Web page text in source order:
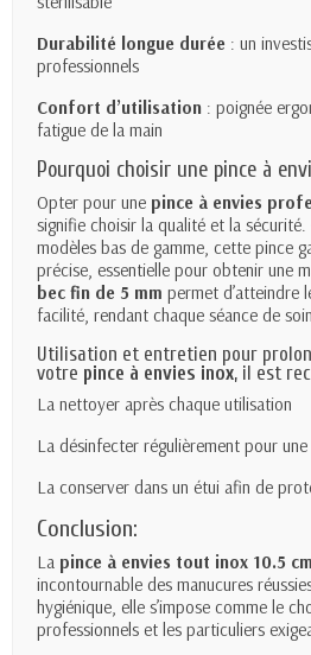
Durabilité longue durée : un
professionnels
Confort d’utilisation : poignée
fatigue de la main
Pourquoi choisir une pince à
Opter pour une pince à envies
signifie choisir la qualité et la
modèles bas de gamme, cette pince
précise, essentielle pour obtenir une
bec fin de 5 mm permet d’atteindre
facilité, rendant chaque séance de
Utilisation et entretien pour
votre pince à envies inox, il est
La nettoyer après chaque utilisation
La désinfecter régulièrement pour
La conserver dans un étui afin de
Conclusion:
La pince à envies tout inox 10.5
incontournable des manucures
hygiénique, elle s’impose comme le
professionnels et les particuliers